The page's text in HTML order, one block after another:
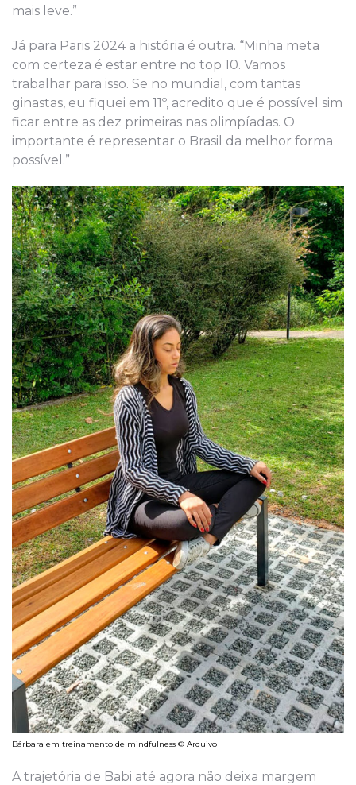
mais leve.”
Já para Paris 2024 a história é outra. “Minha meta
com certeza é estar entre no top 10. Vamos
trabalhar para isso. Se no mundial, com tantas
ginastas, eu fiquei em 11º, acredito que é possível sim
ficar entre as dez primeiras nas olimpíadas. O
importante é representar o Brasil da melhor forma
possível.”
Bárbara em treinamento de mindfulness © Arquivo
A trajetória de Babi até agora não deixa margem